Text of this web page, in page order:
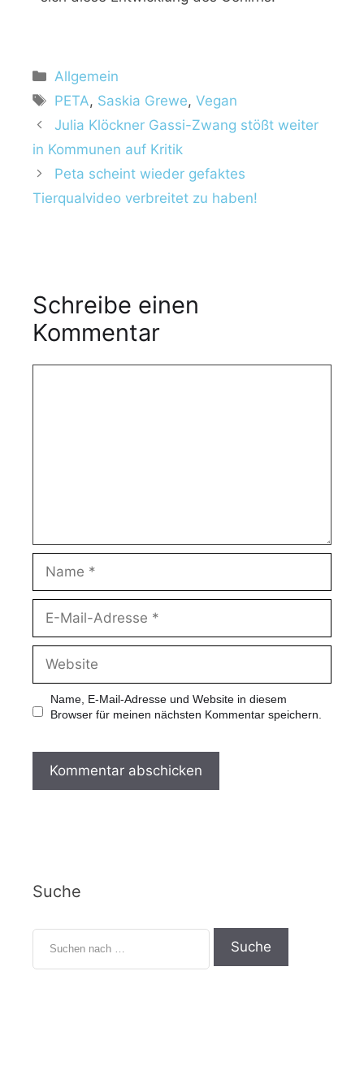
Allgemein
PETA, Saskia Grewe,Vegan
Julia Klöckner Gassi-Zwang stößt weiter
in Kommunen auf Kritik
Peta scheint wieder gefaktes
Tierqualvideo verbreitet zu haben!
Schreibe einen
Kommentar
Name, E-Mail-Adresse und Website in diesem
Browser für meinen nächsten Kommentar speichern.
Suche